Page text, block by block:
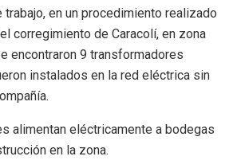
en un procedimiento realizado
corregimiento de Caracolí, en zona
encontraron 9 transformadores
instalados en la red eléctrica sin
alimentan eléctricamente a bodegas
en la zona.